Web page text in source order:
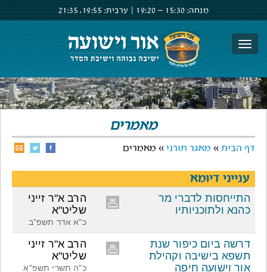
מנחה: 15:30 –
19:20 ערבית: 19:55,
21:35
מאמרים
דף הבית » מאגר תורני » מאמרים
ענייני דיומא
התייחסות לדברי מר
כהנא ולתוכניותיו
הרב א"ר זייני
שליט"א
כ"א אדר תשפ"ב
דרשה ביום כיפור שנת
תשפא בישיבה וקהילת
אור וישועה חיפה
הרב א"ר זייני
שליט"א
כ"ה תשרי תשפ"א